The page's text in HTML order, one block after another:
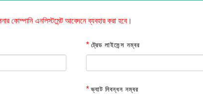
এনলিস্টমেন্ট আবেদনে ব্যবহার করা হবে।
* ট্রেড লাইসেন্স নম্বর
* ভ্যাট নিবন্ধন নম্বর